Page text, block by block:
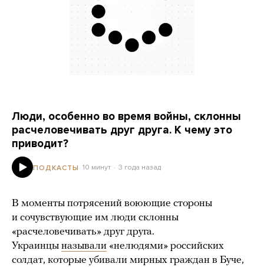
Люди, особенно во время войны, склонны
расчеловечивать друг друга. К чему это
приводит?
ПОДКАСТЫ 10 минут 3 года назад
В моменты потрясений воюющие стороны
и сочувствующие им люди склонны
«расчеловечивать» друг друга.
Украинцы называли «нелюдями» российских
солдат, которые убивали мирных граждан в Буче,